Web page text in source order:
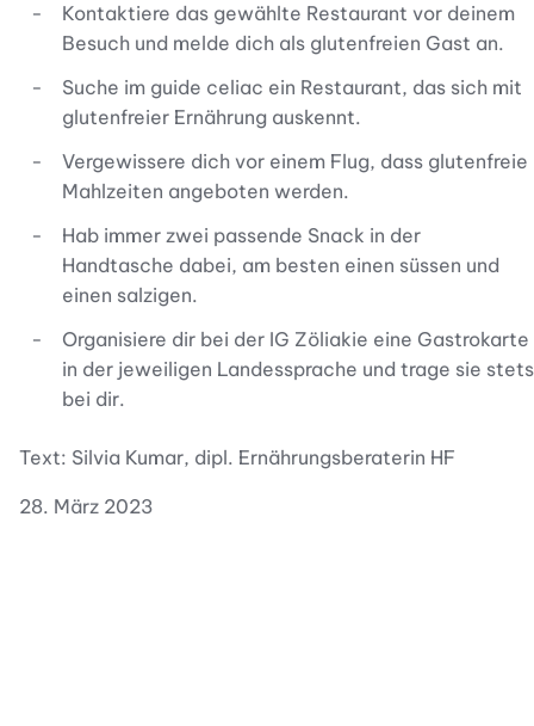
Kontaktiere das gewählte Restaurant vor deinem
Besuch und melde dich als glutenfreien Gast an.
Suche im guide celiac ein Restaurant, das sich mit
glutenfreier Ernährung auskennt.
Vergewissere dich vor einem Flug, dass glutenfreie
Mahlzeiten angeboten werden.
Hab immer zwei passende Snack in der
Handtasche dabei, am besten einen süssen und
einen salzigen.
Organisiere dir bei der IG Zöliakie eine Gastrokarte
in der jeweiligen Landessprache und trage sie stets
bei dir.
Text: Silvia Kumar, dipl. Ernährungsberaterin HF
28. März 2023